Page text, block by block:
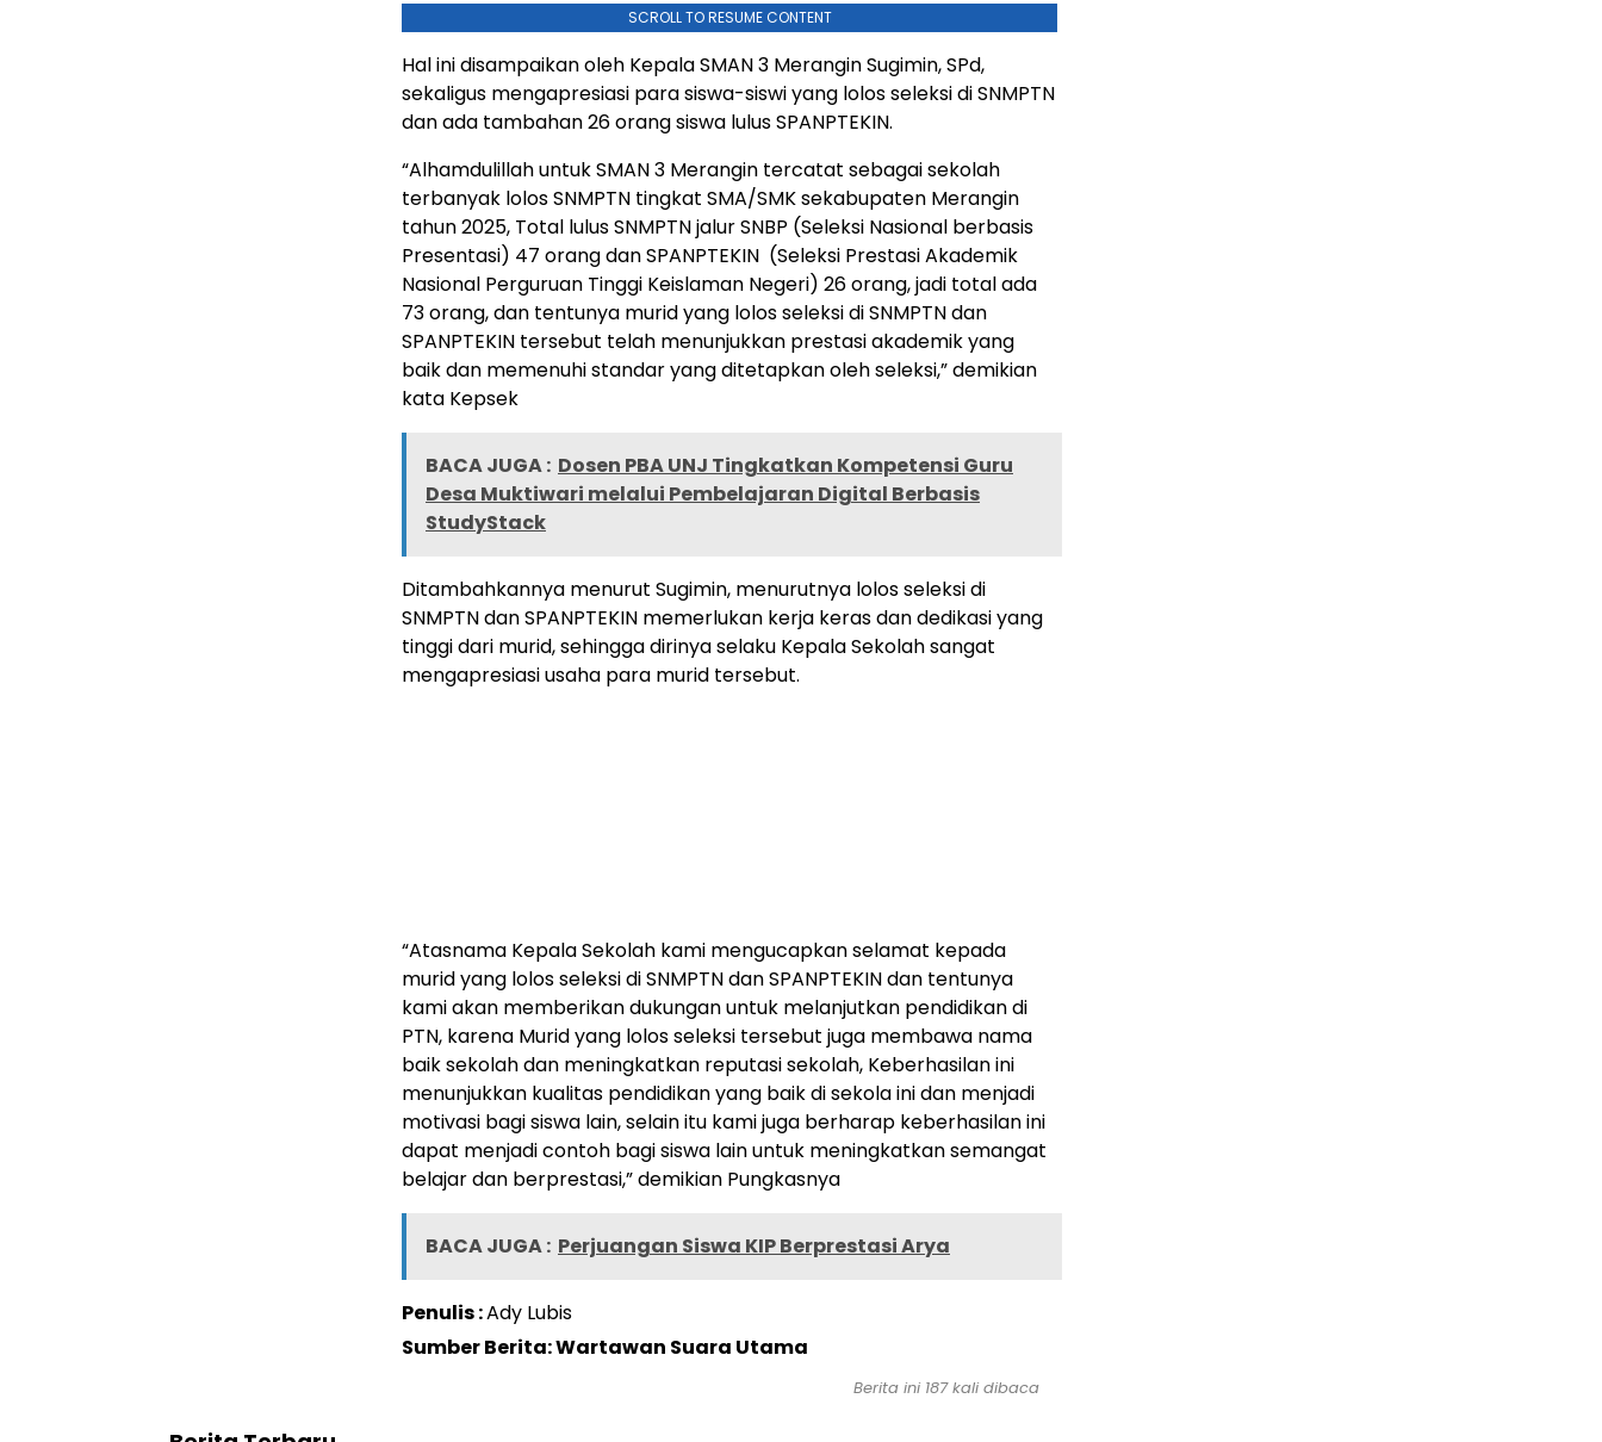
SCROLL TO RESUME CONTENT
Hal ini disampaikan oleh Kepala SMAN 3 Merangin Sugimin, SPd,
sekaligus mengapresiasi para siswa-siswi yang lolos seleksi di SNMPTN
dan ada tambahan 26 orang siswa lulus SPANPTEKIN.
“Alhamdulillah untuk SMAN 3 Merangin tercatat sebagai sekolah
terbanyak lolos SNMPTN tingkat SMA/SMK sekabupaten Merangin
tahun 2025, Total lulus SNMPTN jalur SNBP (Seleksi Nasional berbasis
Presentasi) 47 orang dan SPANPTEKIN (Seleksi Prestasi Akademik
Nasional Perguruan Tinggi Keislaman Negeri) 26 orang, jadi total ada
73 orang, dan tentunya murid yang lolos seleksi di SNMPTN dan
SPANPTEKIN tersebut telah menunjukkan prestasi akademik yang
baik dan memenuhi standar yang ditetapkan oleh seleksi,” demikian
kata Kepsek
BACA JUGA : Dosen PBA UNJ Tingkatkan Kompetensi Guru
Desa Muktiwari melalui Pembelajaran Digital Berbasis
StudyStack
Ditambahkannya menurut Sugimin, menurutnya lolos seleksi di
SNMPTN dan SPANPTEKIN memerlukan kerja keras dan dedikasi yang
tinggi dari murid, sehingga dirinya selaku Kepala Sekolah sangat
mengapresiasi usaha para murid tersebut.
“Atasnama Kepala Sekolah kami mengucapkan selamat kepada
murid yang lolos seleksi di SNMPTN dan SPANPTEKIN dan tentunya
kami akan memberikan dukungan untuk melanjutkan pendidikan di
PTN, karena Murid yang lolos seleksi tersebut juga membawa nama
baik sekolah dan meningkatkan reputasi sekolah, Keberhasilan ini
menunjukkan kualitas pendidikan yang baik di sekola ini dan menjadi
motivasi bagi siswa lain, selain itu kami juga berharap keberhasilan ini
dapat menjadi contoh bagi siswa lain untuk meningkatkan semangat
belajar dan berprestasi,” demikian Pungkasnya
BACA JUGA : Perjuangan Siswa KIP Berprestasi Arya
Penulis :Ady Lubis
Sumber Berita: Wartawan Suara Utama
Berita ini 187kali dibaca